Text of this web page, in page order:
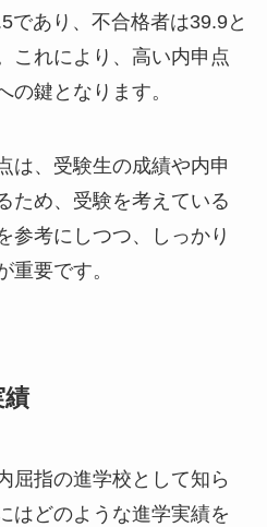
であり、不合格者は39.9と
これにより、高い内申点
の鍵となります。
は、受験生の成績や内申
ため、受験を考えている
参考にしつつ、しっかり
重要です。
績
屈指の進学校として知ら
はどのような進学実績を